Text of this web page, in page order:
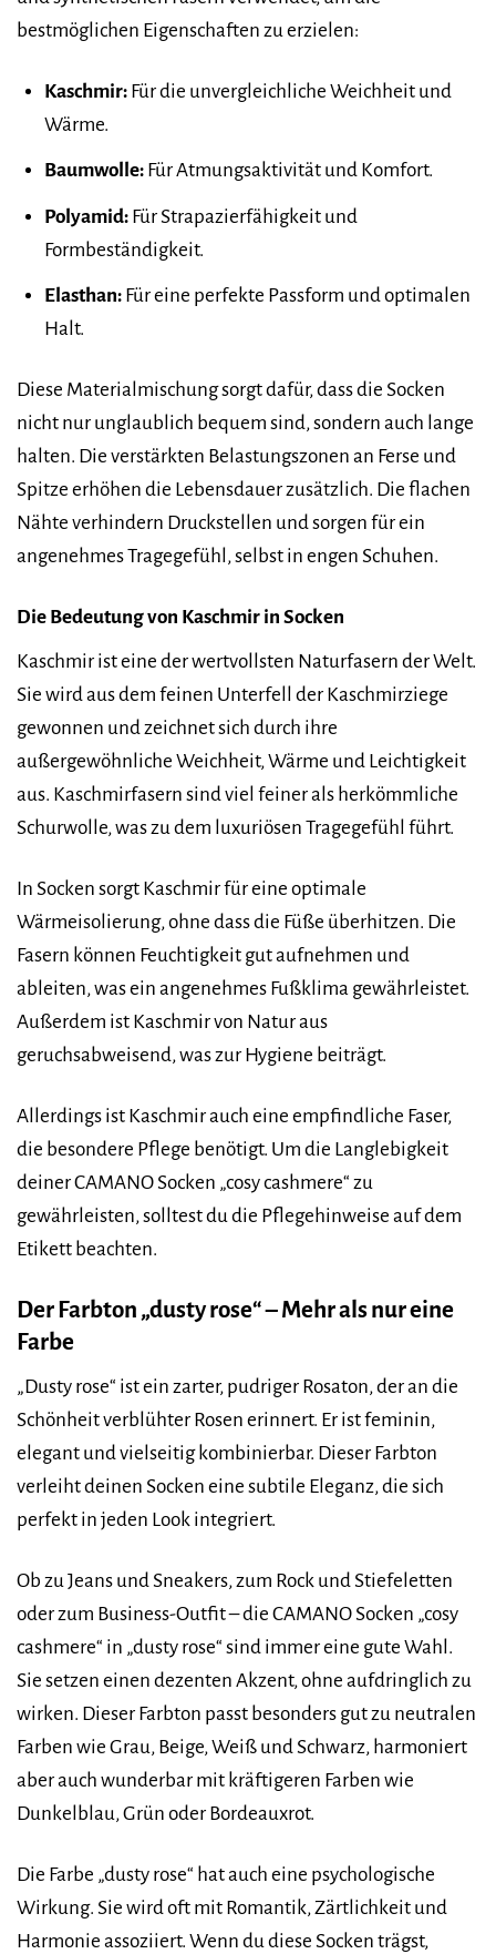
bestmöglichen Eigenschaften zu erzielen:
Kaschmir:Für die unvergleichliche Weichheit und
Wärme.
Baumwolle:Für Atmungsaktivität und Komfort.
Polyamid:Für Strapazierfähigkeit und
Formbeständigkeit.
Elasthan:Für eine perfekte Passform und optimalen
Halt.
Diese Materialmischung sorgt dafür, dass die Socken
nicht nur unglaublich bequem sind, sondern auch lange
halten. Die verstärkten Belastungszonen an Ferse und
Spitze erhöhen die Lebensdauer zusätzlich. Die flachen
Nähte verhindern Druckstellen und sorgen für ein
angenehmes Tragegefühl, selbst in engen Schuhen.
Die Bedeutung von Kaschmir in Socken
Kaschmir ist eine der wertvollsten Naturfasern der Welt.
Sie wird aus dem feinen Unterfell der Kaschmirziege
gewonnen und zeichnet sich durch ihre
außergewöhnliche Weichheit, Wärme und Leichtigkeit
aus. Kaschmirfasern sind viel feiner als herkömmliche
Schurwolle, was zu dem luxuriösen Tragegefühl führt.
In Socken sorgt Kaschmir für eine optimale
Wärmeisolierung, ohne dass die Füße überhitzen. Die
Fasern können Feuchtigkeit gut aufnehmen und
ableiten, was ein angenehmes Fußklima gewährleistet.
Außerdem ist Kaschmir von Natur aus
geruchsabweisend, was zur Hygiene beiträgt.
Allerdings ist Kaschmir auch eine empfindliche Faser,
die besondere Pflege benötigt. Um die Langlebigkeit
deiner CAMANO Socken „cosy cashmere“ zu
gewährleisten, solltest du die Pflegehinweise auf dem
Etikett beachten.
Der Farbton „dusty rose“ – Mehr als nur eine
Farbe
„Dusty rose“ ist ein zarter, pudriger Rosaton, der an die
Schönheit verblühter Rosen erinnert. Er ist feminin,
elegant und vielseitig kombinierbar. Dieser Farbton
verleiht deinen Socken eine subtile Eleganz, die sich
perfekt in jeden Look integriert.
Ob zu Jeans und Sneakers, zum Rock und Stiefeletten
oder zum Business-Outfit – die CAMANO Socken „cosy
cashmere“ in „dusty rose“ sind immer eine gute Wahl.
Sie setzen einen dezenten Akzent, ohne aufdringlich zu
wirken. Dieser Farbton passt besonders gut zu neutralen
Farben wie Grau, Beige, Weiß und Schwarz, harmoniert
aber auch wunderbar mit kräftigeren Farben wie
Dunkelblau, Grün oder Bordeauxrot.
Die Farbe „dusty rose“ hat auch eine psychologische
Wirkung. Sie wird oft mit Romantik, Zärtlichkeit und
Harmonie assoziiert. Wenn du diese Socken trägst,